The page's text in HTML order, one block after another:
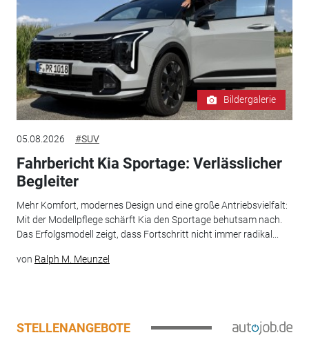
Bildergalerie
05.08.2026 #SUV
Fahrbericht Kia Sportage: Verlässlicher
Begleiter
Mehr Komfort, modernes Design und eine große Antriebsvielfalt:
Mit der Modellpflege schärft Kia den Sportage behutsam nach.
Das Erfolgsmodell zeigt, dass Fortschritt nicht immer radikal...
von Ralph M. Meunzel
STELLENANGEBOTE